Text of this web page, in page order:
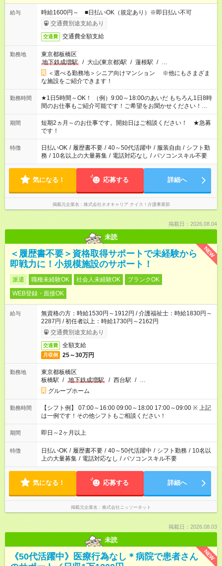
給与
時給1600円～ ■日払いOK（規定あり）※即日払い不可
交通費別途支給あり
交通費 交通費全額支給
勤務地
東京都板橋区
地下鉄成増駅
/ 大山(東京都)駅 / 蓮根駅 / …
＜選べる勤務地＞シニア向けマンション ※他にもさまざま
な施設をご紹介できます！
勤務時間
★1日5時間～OK！ （例）9:00～18:00のあいだ もちろん1日8時
間のお仕事もご紹介可能です！ご希望をお聞かせください！★家
庭の都合でお休みが必要な場合も遠慮なくご相談ください。 ※
週最低15時間以上の勤務が必要です
期間
短期2ヵ月～のお仕事です。開始日はご相談ください！ ★急募
です！
特徴 日払いOK / 履歴書不要 / 40～50代活躍中 / 服装自由 / シフト勤
務 / 10名以上の大量募集 / 電話対応なし / パソコンスキル不要
気になる！ 応募する 詳細へ
掲載元企業名 株式会社ネオキャリア ナイス！介護事業部
掲載日：2026.08.04
未読
NEW
＜履歴書不要＞資格取得サポートで未経験から
即戦力に！小規模施設のサポート！
派遣 職種未経験OK 社会人未経験OK
ブランクOK
WEB登録・面接OK
給与
無資格の方：時給1530円～1912円 / 介護福祉士：時給1830円～
2287円 / 初任者以上：時給1730円～2162円
交通費別途支給あり
交通費 全額支給
月収例 25～30万円
勤務地
東京都板橋区
板橋駅 / 地下鉄成増駅 / 西台駅 / …
グループホーム
勤務時間
【シフト例】 07:00～16:00 09:00～18:00 17:00～09:00 ※ 上記
は一例です！その他シフトもご相談ください！
期間 即日～2ヶ月以上
特徴 日払いOK / 履歴書不要 / 40～50代活躍中 / シフト勤務 / 10名以
上の大量募集 / 電話対応なし / パソコンスキル不要
気になる！ 応募する 詳細へ
掲載元企業名 株式会社ニッソーネット
掲載日：2026.08.03
未読
NEW
《50代活躍中》医療行為なし＊病院で患者さん